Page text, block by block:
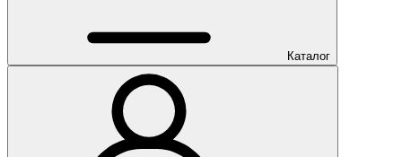
Каталог